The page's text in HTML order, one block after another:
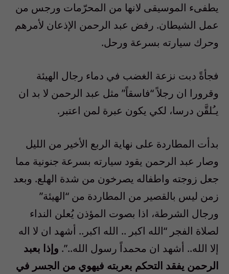
يطفىء الموسيقى لانها من المحرّمات ورجس من
عمل الشيطان. رفض عبد الرحمن الإذعان لأمرهم
وحرك سيارته بسرعة ورحل.
فجأةً دبت نزعة الغضب في دماء رجال الهيئة
وقرورا ان رجلاً “فاسقاً” مثل عبد الرحمن لا بد ان
يـُلقَّن درسا، لكي يكون عبرة لمن اعتبر.
بدأت المطاردة على نهاية الربع الأخير من الليل
وصار عبد الرحمن يقود سيارته بسرعة جنونية مما
جعل زوجته واطفاله يصرخون من شدة الهلع. وبعد
زمن ليس بالقصير من المطاردة من “الهيئة”
ورجال الشرطة، اذا بصوت المؤذن يُعلن النداء
لصلاة الفجر “الله اكبر .. الله اكبر.. أشهد ان لا اله
إلا الله.. أشهد ان محمداً رسول الله..”. وإذا بعبد
الرحمن يفقد التحكم بعربته فيهوي من الجسر في